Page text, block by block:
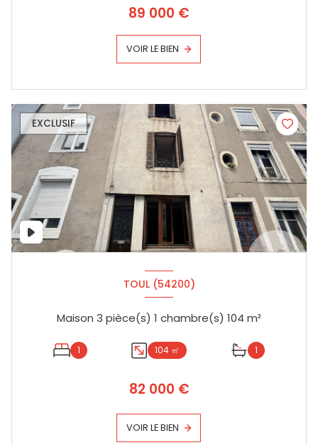
89 000 €
VOIR LE BIEN
EXCLUSIF
TOUL (54200)
Maison 3 pièce(s) 1 chambre(s) 104 m²
1 104 ㎡ 1
82 000 €
VOIR LE BIEN